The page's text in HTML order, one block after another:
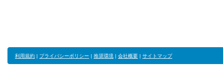
利用規約 | プライバシーポリシー | 推奨環境 | 会社概要 | サイトマップ